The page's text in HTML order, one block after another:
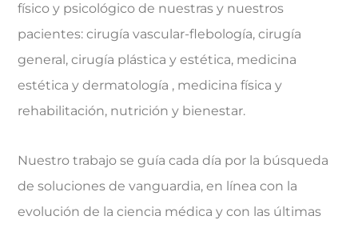
físico y psicológico de nuestras y nuestros
pacientes: cirugía vascular-flebología, cirugía
general, cirugía plástica y estética, medicina
estética y dermatología , medicina física y
rehabilitación, nutrición y bienestar.
Nuestro trabajo se guía cada día por la búsqueda
de soluciones de vanguardia, en línea con la
evolución de la ciencia médica y con las últimas